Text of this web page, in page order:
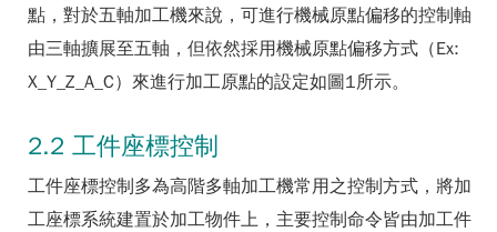
點，對於五軸加工機來說，可進行機械原點偏移的控制軸
由三軸擴展至五軸，但依然採用機械原點偏移方式（Ex:
X_Y_Z_A_C）來進行加工原點的設定如圖1所示。
2.2 工件座標控制
工件座標控制多為高階多軸加工機常用之控制方式，將加
工座標系統建置於加工物件上，主要控制命令皆由加工件